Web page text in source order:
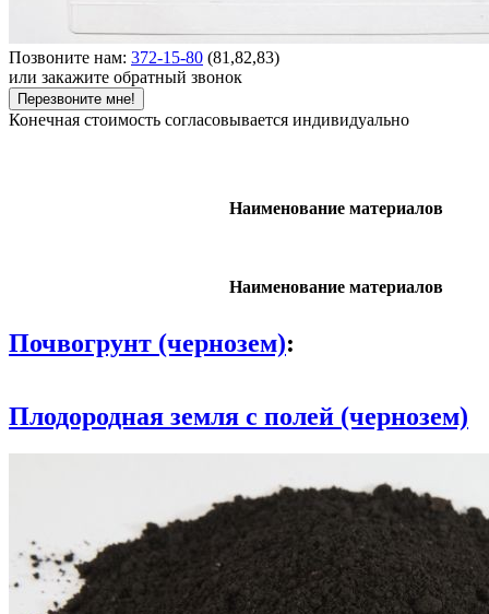
Позвоните нам: 372-15-80 (81,82,83)
или закажите обратный звонок
Перезвоните мне!
Конечная стоимость согласовывается индивидуально
Наименование материалов
Наименование материалов
Почвогрунт (чернозем):
Плодородная земля с полей (чернозем)